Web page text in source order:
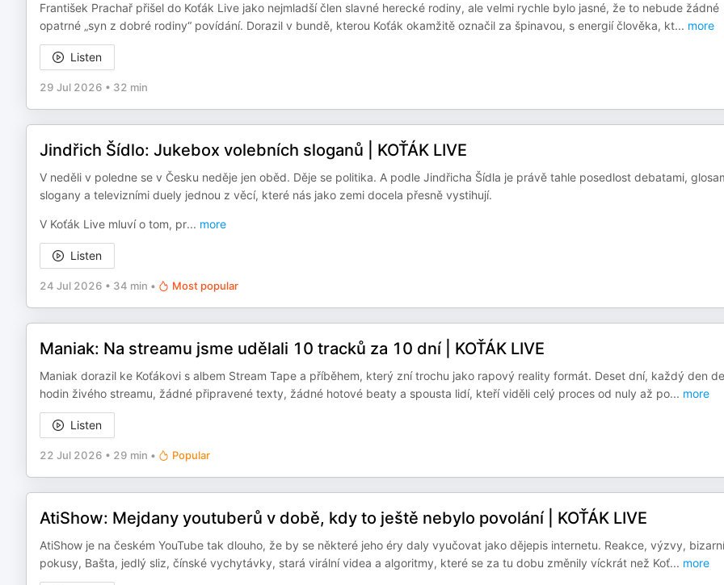
František Prachař přišel do Koťák Live jako nejmladší člen slavné herecké rodiny, ale velmi rychle bylo jasné, že to nebude žádné
opatrné „syn z dobré rodiny“ povídání. Dorazil v bundě, kterou Koťák okamžitě označil za špinavou, s energií člověka, kt... more
Listen
29 Jul 2026 • 32 min
Jindřich Šídlo: Jukebox volebních sloganů | KOŤÁK LIVE
V neděli v poledne se v Česku neděje jen oběd. Děje se politika. A podle Jindřicha Šídla je právě tahle posedlost debatami,
slogany a televizními duely jednou z věcí, které nás jako zemi docela přesně vystihují.
V Koťák Live mluví o tom, pr... more
Listen
24 Jul 2026 • 34 min • Most popular
Maniak: Na streamu jsme udělali 10 tracků za 10 dní | KOŤÁK LIVE
Maniak dorazil ke Koťákovi s albem Stream Tape a příběhem, který zní trochu jako rapový reality formát. Deset dní, každý den
hodin živého streamu, žádné připravené texty, žádné hotové beaty a spousta lidí, kteří viděli celý proces od nuly až po... more
Listen
22 Jul 2026 • 29 min • Popular
AtiShow: Mejdany youtuberů v době, kdy to ještě nebylo povolání | KOŤÁK LIVE
AtiShow je na českém YouTube tak dlouho, že by se některé jeho éry daly vyučovat jako dějepis internetu. Reakce, výzvy, bizarní
pokusy, Bašta, jedlý sliz, čínské vychytávky, stará virální videa a algoritmy, které se za tu dobu změnily víckrát než Koť... more